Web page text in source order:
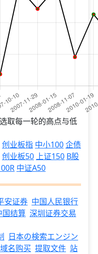
取每一轮的高点与低
创业板指 中小100企债
创业板50 上证150 B股
中证A50
安证券 中国人民银行
国结算 深圳证券交易
日本の検索エンジン
名购买 提取文件 站